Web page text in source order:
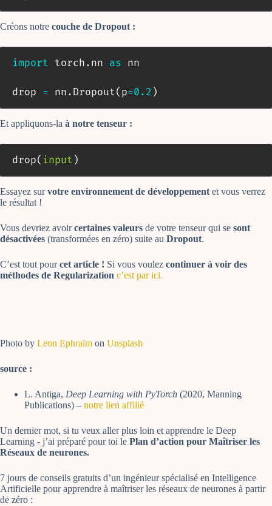
Créons notre couche de Dropout :
import torch . nn as nn
drop = nn . Dropout( p=0.2 )
Et appliquons-la à notre tenseur :
drop( input )
Essayez survotre environnement de développement et vous verrez
le résultat !
Vous devriez avoircertaines valeurs de votre tenseur qui se sont
désactivées (transformées en zéro) suite au Dropout.
C’est tout pourcet article ! Si vous voulez continuer à voir des
méthodes de Regularization c’est par ici.
Photo by Leon Ephraïm on Unsplash
source :
L. Antiga, Deep Learning with PyTorch (2020, Manning
Publications) – notre lien affilié
Un dernier mot, si tu veux aller plus loin et apprendre le Deep
Learning - j’ai préparé pour toi le Plan d’action pour Maîtriser les
Réseaux de neurones.
7 jours de conseils gratuits d’un ingénieur spécialisé en Intelligence
Artificielle pour apprendre à maîtriser les réseaux de neurones à partir
de zéro :